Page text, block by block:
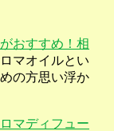
おすすめ！相
マオイルとい
の方思い浮か
マディフュー